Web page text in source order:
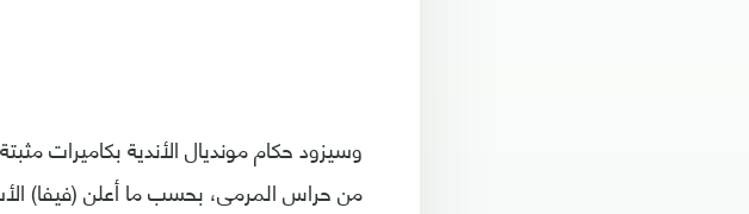
وسيزود حكام مونديال الأندية بكاميرات
من حراس المرمى، بحسب ما أعلن (فيفا)